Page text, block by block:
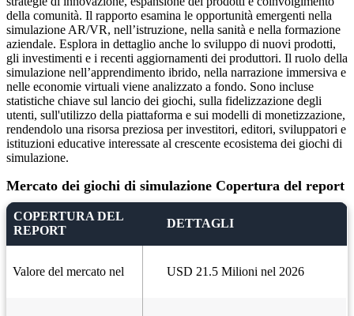
della comunità. Il rapporto esamina le opportunità emergenti nella
simulazione AR/VR, nell’istruzione, nella sanità e nella formazione
aziendale. Esplora in dettaglio anche lo sviluppo di nuovi prodotti,
gli investimenti e i recenti aggiornamenti dei produttori. Il ruolo della
simulazione nell’apprendimento ibrido, nella narrazione immersiva e
nelle economie virtuali viene analizzato a fondo. Sono incluse
statistiche chiave sul lancio dei giochi, sulla fidelizzazione degli
utenti, sull'utilizzo della piattaforma e sui modelli di monetizzazione,
rendendolo una risorsa preziosa per investitori, editori, sviluppatori e
istituzioni educative interessate al crescente ecosistema dei giochi di
simulazione.
Mercato dei giochi di simulazione Copertura del report
COPERTURA DEL
REPORT
DETTAGLI
Valore del mercato nel USD 21.5 Milioni nel 2026